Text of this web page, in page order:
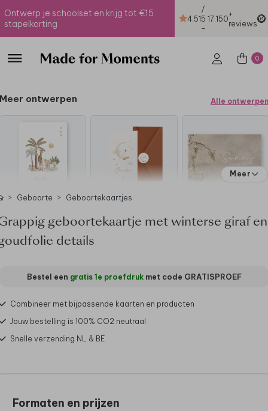
Ontwerp je schoolset en krijg tot €15
stapelkorting
4.51
/
5
-
17.150+
reviews
0
Meer ontwerpen Alle ontwerpen
Meer
Geboorte Geboortekaartjes
geboortekaartje met winterse giraf en
details
Bestel een gratis 1e proefdrukmet code GRATISPROEF
Combineer met bijpassende kaarten en producten
Jouw bestelling is 100% CO2 neutraal
Snelle verzending NL & BE
Formaten en prijzen